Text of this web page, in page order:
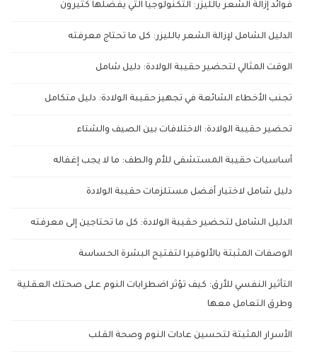
فوائد إزالة الشعر بالليزر: التكنولوجيا التي يفضلها كثيرون
الدليل الشامل لإزالة الشعر بالليزر: كل ما تحتاج معرفته
الوقت المثالي لتحضير حقيبة الولادة: دليل شامل
تجنب الأخطاء الشائعة في تجهيز حقيبة الولادة: دليل متكامل
تحضير حقيبة الولادة: الاختلافات بين الصيف والشتاء
أساسيات حقيبة المستشفى للأم والطف: ما لا يجب إغفاله
دليل شامل لاختيار أفضل مستلزمات حقيبة الولادة
الدليل الشامل لتحضير حقيبة الولادة: كل ما تحتاجين إلى معرفته
الوصفات المثبتة بالألوفيرا لتفتيح البشرة الحساسة
التأثير النفسي للأرق: كيف تؤثر اضطرابات النوم على صحتك العقلية
وطرق التعامل معها
الأسرار المثبتة لتحسين عادات النوم وصحة القلب